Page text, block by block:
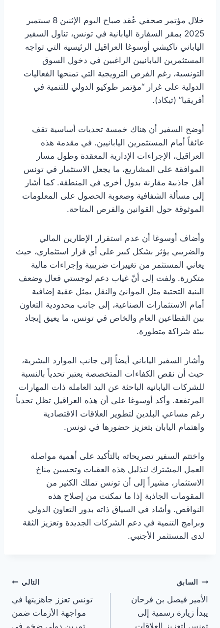
خلال مؤتمر صحفي عُقد صباح اليوم الإثنين 8 سبتمبر
2025 بمقر السفارة اليابانية في تونس، تناول السفير
الياباني تاكيشي أوسوغا العراقيل الرئيسية التي تواجه
المستثمرين اليابانيين الراغبين في دخول السوق
التونسية، رغم الفرص الترويجية التي تمنحها الفعاليات
الدولية على غرار “مؤتمر طوكيو الدولي للتنمية في
أفريقيا” (تيكاد).
أوضح السفير أن هناك خمسة تحديات أساسية تقف
عائقاً أمام المستثمرين اليابانيين. في مقدمة هذه
العراقيل، الإجراءات الإدارية المعقدة وطول مسار
الموافقة على المشاريع، ما يجعل الاستثمار في تونس
أقل جاذبية مقارنة بدول أخرى في المنطقة. كما أشار
إلى مسألة الشفافية وصعوبة الحصول على المعلومات
الموثوقة حول القوانين والفرص المتاحة.
وأضاف أوسوغا أن عدم استقرار الإطارين المالي
والضريبي يؤثر بشكل كبير على أي قرار استثماري، حيث
يعاني المستثمر من تغييرات ضريبية وإجراءات مالية
متكررة. ولفت إلى أنّ غياب دعم لوجستي فعال وضعف
البنية التحتية مثل الموانئ والنقل يمثل عقبة إضافية
أمام الاستثمارات الصناعية، إلى جانب محدودية التعاون
بين القطاعين العام والخاص في تونس، ما يعيق إيجاد
بيئة شراكة متطورة.
وأشار السفير الياباني أيضاً إلى جانب الموارد البشرية،
حيث أن نقص الكفاءات المتخصصة يعتبر تحدياً بالنسبة
للشركات اليابانية الباحثة عن اليد العاملة ذات المهارات
المرتفعة. وأكد أوسوغا على أن هذه العراقيل تظل تحدياً
رغم مساعي البلدين لتطوير العلاقات الاقتصادية
واهتمام اليابان بتعزيز حضورها في تونس.
واختتم السفير تصريحاته بالتأكيد على أهمية مواصلة
العمل المشترك لتذليل هذه العقبات وتحسين مناخ
الاستثمار، مشيراً إلى أن تونس تملك الكثير من
المقومات الجاذبة إذا ما تمكنت من إصلاح هذه
النواقص. وأشاد في السياق ذاته بدور التعاون الدولي
وبرامج التنمية في دعم الشركات الجديدة وتعزيز الثقة
لدى المستثمر الأجنبي.
تصفّح
المقالات
السابق
الأمير فيصل بن فرحان
يبدأ زيارة رسمية إلى
تونس لتعزيز العلاقات
التالي
تونس تعزز جاهزيتها في
مواجهة الأزمات ضمن
تمرين دولي ضخم في